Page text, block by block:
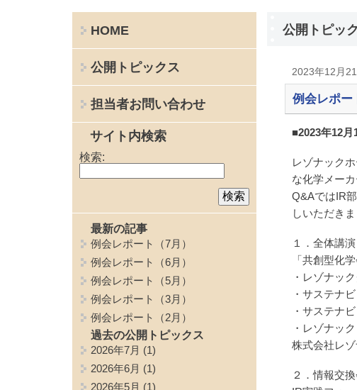
公開トピッ
2023年12月
例会レポー
■2023年12月
レゾナック
な化学メー
Q&AではIR
しいただきま
１．全体講演
「共創型化
・レゾナッ
・サステナ
・サステナ
・レゾナッ
株式会社レ
２．情報交
HOME
公開トピックス
担当者お問い合わせ
サイト内検索
検索:
最新の記事
例会レポート（7月）
例会レポート（6月）
例会レポート（5月）
例会レポート（3月）
例会レポート（2月）
過去の公開トピックス
2026年7月 (1)
2026年6月 (1)
2026年5月 (1)